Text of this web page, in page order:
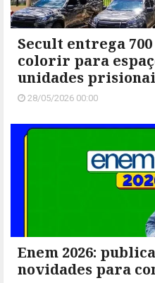
Secult entrega
colorir para
unidades
28/05/2026 00:00
Enem 2026:
novidades para